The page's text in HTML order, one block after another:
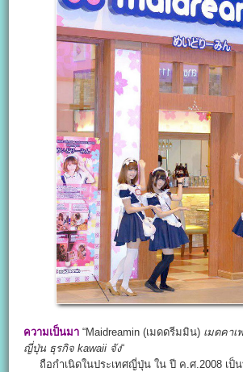
ความเป็นมา “Maidreamin (เมดดรีมมิน) เมดคาเ
ญี่ปุ่น ธุรกิจ kawaii จัง“
ถือกำเนิดในประเทศญี่ปุ่น ใน ปี ค.ศ.2008 เป็น